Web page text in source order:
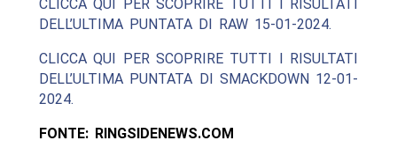
CLICCA QUI PER SCOPRIRE TUTTI I RISULTATI
DELL’ULTIMA PUNTATA DI RAW 15-01-2024.
CLICCA QUI PER SCOPRIRE TUTTI I RISULTATI
DELL’ULTIMA PUNTATA DI SMACKDOWN 12-01-
2024.
FONTE: RINGSIDENEWS.COM